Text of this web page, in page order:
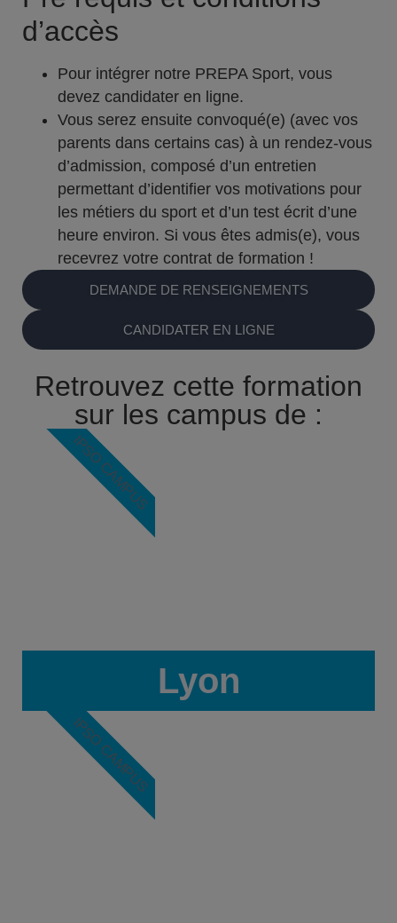
d’accès
Pour intégrer notre PREPA Sport, vous
devez candidater en ligne.
Vous serez ensuite convoqué(e) (avec vos
parents dans certains cas) à un rendez-vous
d’admission, composé d’un entretien
permettant d’identifier vos motivations pour
les métiers du sport et d’un test écrit d’une
heure environ. Si vous êtes admis(e), vous
recevrez votre contrat de formation !
DEMANDE DE RENSEIGNEMENTS
CANDIDATER EN LIGNE
Retrouvez cette formation
sur les campus de :
Lyon
IPSO CAMPUS
IPSO CAMPUS